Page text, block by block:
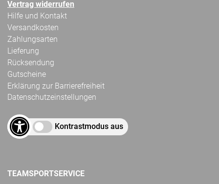
Vertrag widerrufen
Hilfe und Kontakt
Versandkosten
Zahlungsarten
Lieferung
Rücksendung
Gutscheine
Erklärung zur Barrierefreiheit
Datenschutzeinstellungen
Kontrastmodus aus
TEAMSPORTSERVICE